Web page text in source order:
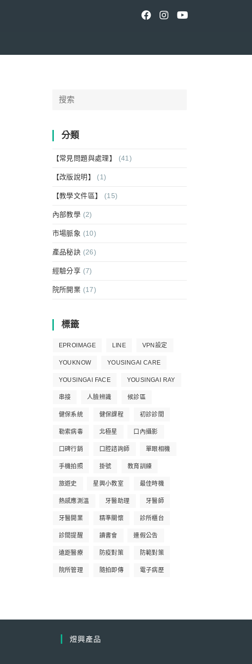
Search
分類
【常見問題與處理】 (41)
【改版說明】 (1)
【教學文件區】 (15)
內部教學 (2)
市場脈象 (10)
產品秘訣 (26)
經驗分享 (7)
院所開業 (17)
標籤
EPROIMAGE LINE VPN設定
YOUKNOW YOUSINGAI CARE
YOUSINGAI FACE YOUSINGAI RAY
串接 人臉辨識 候診區
健保系統 健保課程 初診診間
勒索病毒 北極星 口內攝影
口碑行銷 口腔諮詢師 單眼相機
手機拍照 掛號 教育訓練
旅遊史 星興小教室 最佳時機
熱感應測溫 牙醫助理 牙醫師
牙醫開業 精準關懷 診所櫃台
診間提醒 讀書會 連假公告
遠距醫療 防疫對策 防範對策
院所管理 隨拍即傳 電子病歷
煜興產品